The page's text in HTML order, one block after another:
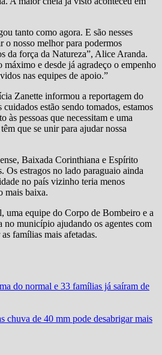
tanto como agora. E são nesses
o nosso melhor para podermos
da força da Natureza”, Alice Aranda.
máximo e desde já agradeço o empenho
nas equipes de apoio.”
Zanette informou a reportagem do
estão sendo tomados, estamos
às pessoas que necessitam e uma
que se unir para ajudar nossa
Baixada Corinthiana e Espírito
Os estragos no lado paraguaio ainda
no país vizinho teria menos
mais baixa.
equipe do Corpo de Bombeiro e a
no município ajudando os agentes com
famílias mais afetadas.
do normal e 33 famílias já saíram de
chuva de 40 mm pode desabrigar mais